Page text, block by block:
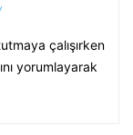
çalışırken
yorumlayarak